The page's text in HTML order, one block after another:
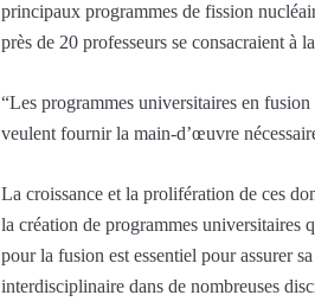
principaux programmes de fission
près de 20 professeurs se consacraient à
“Les programmes universitaires en
veulent fournir la main-d’œuvre
La croissance et la prolifération de ces
la création de programmes universitaires
pour la fusion est essentiel pour assurer
interdisciplinaire dans de nombreuses